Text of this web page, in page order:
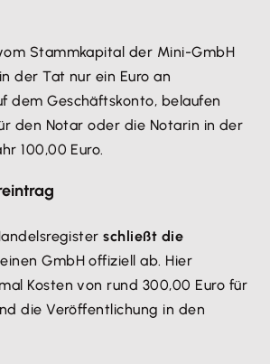
Stammkapital der Mini-GmbH
der Tat nur ein Euro an
dem Geschäftskonto, belaufen
den Notar oder die Notarin in der
100,00 Euro.
schließt die
GmbH offiziell ab. Hier
Kosten von rund 300,00 Euro für
die Veröffentlichung in den